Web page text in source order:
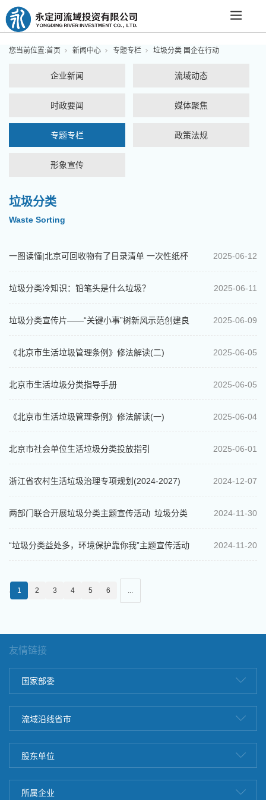
您当前位置:首页 新闻中心 专题专栏 垃圾分类 国企在行动
企业新闻 流域动态
时政要闻 媒体聚焦
专题专栏 政策法规
形象宣传
垃圾分类
Waste Sorting
一图读懂|北京可回收物有了目录清单 一次性纸杯
2025-06-12
垃圾分类冷知识：铅笔头是什么垃圾？ 2025-06-11
垃圾分类宣传片——“关键小事”树新风示范创建良
2025-06-09
《北京市生活垃圾管理条例》修法解读(二) 2025-06-05
北京市生活垃圾分类指导手册 2025-06-05
《北京市生活垃圾管理条例》修法解读(一) 2025-06-04
北京市社会单位生活垃圾分类投放指引 2025-06-01
浙江省农村生活垃圾治理专项规划(2024-2027) 2024-12-07
两部门联合开展垃圾分类主题宣传活动 垃圾分类
2024-11-30
“垃圾分类益处多，环境保护靠你我”主题宣传活动 2024-11-20
1 2 3 4 5 6 ...
友情链接
国家部委
流域沿线省市
股东单位
所属企业